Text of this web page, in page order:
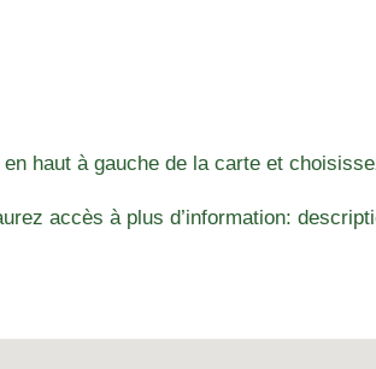
haut à gauche de la carte et
accès à plus d’information: